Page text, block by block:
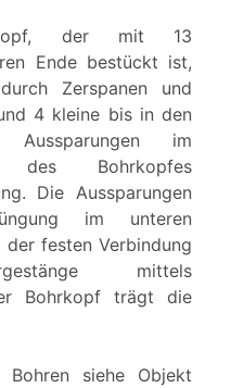
der mit 13
Ende bestückt ist,
Zerspanen und
4 kleine bis in den
Aussparungen im
des Bohrkopfes
Die Aussparungen
im unteren
festen Verbindung
mittels
Bohrkopf trägt die
siehe Objekt